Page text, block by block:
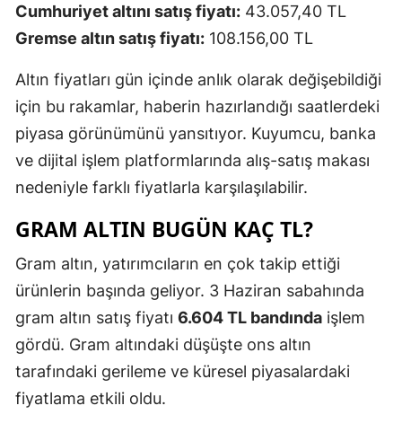
Cumhuriyet altını satış fiyatı: 43.057,40 TL
Gremse altın satış fiyatı: 108.156,00 TL
Altın fiyatları gün içinde anlık olarak değişebildiği
için bu rakamlar, haberin hazırlandığı saatlerdeki
piyasa görünümünü yansıtıyor. Kuyumcu, banka
ve dijital işlem platformlarında alış-satış makası
nedeniyle farklı fiyatlarla karşılaşılabilir.
GRAM ALTIN BUGÜN KAÇ TL?
Gram altın, yatırımcıların en çok takip ettiği
ürünlerin başında geliyor. 3 Haziran sabahında
gram altın satış fiyatı 6.604 TL bandında işlem
gördü. Gram altındaki düşüşte ons altın
tarafındaki gerileme ve küresel piyasalardaki
fiyatlama etkili oldu.